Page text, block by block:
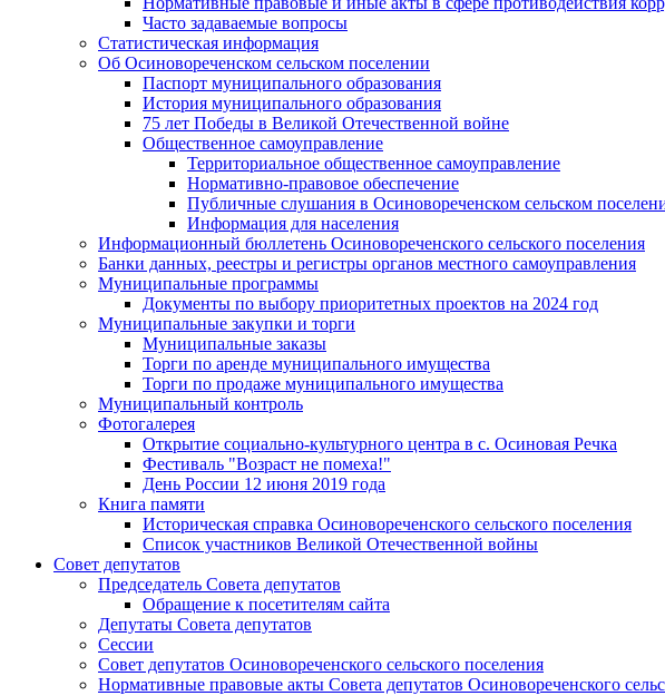
Часто задаваемые вопросы
Статистическая информация
Об Осиновореченском сельском поселении
Паспорт муниципального образования
История муниципального образования
75 лет Победы в Великой Отечественной войне
Общественное самоуправление
Территориальное общественное самоуправление
Нормативно-правовое обеспечение
Публичные слушания в Осиновореченском сельском
Информация для населения
Информационный бюллетень Осиновореченского сельского поселения
Банки данных, реестры и регистры органов местного самоуправления
Муниципальные программы
Документы по выбору приоритетных проектов на 2024 год
Муниципальные закупки и торги
Муниципальные заказы
Торги по аренде муниципального имущества
Торги по продаже муниципального имущества
Муниципальный контроль
Фотогалерея
Открытие социально-культурного центра в с. Осиновая Речка
Фестиваль "Возраст не помеха!"
День России 12 июня 2019 года
Книга памяти
Историческая справка Осиновореченского сельского поселения
Список участников Великой Отечественной войны
Совет депутатов
Председатель Совета депутатов
Обращение к посетителям сайта
Депутаты Совета депутатов
Сессии
Совет депутатов Осиновореченского сельского поселения
Нормативные правовые акты Совета депутатов Осиновореченского